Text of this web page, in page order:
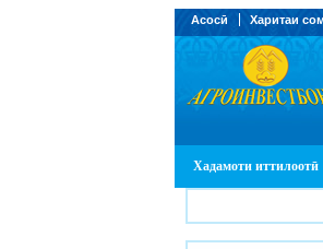
Асосӣ Харитаи
Хадамоти иттилоотӣ